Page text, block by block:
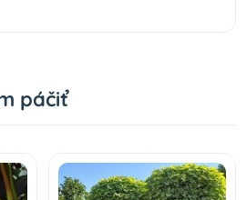
páčiť